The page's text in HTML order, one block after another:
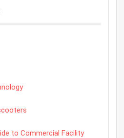
to Commercial Facility